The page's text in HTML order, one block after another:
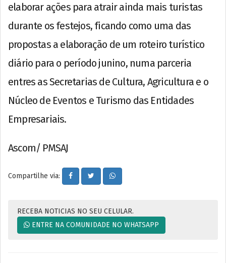
elaborar ações para atrair ainda mais turistas
durante os festejos, ficando como uma das
propostas a elaboração de um roteiro turístico
diário para o período junino, numa parceria
entres as Secretarias de Cultura, Agricultura e o
Núcleo de Eventos e Turismo das Entidades
Empresariais.
Ascom/ PMSAJ
Compartilhe via:
RECEBA NOTICIAS NO SEU CELULAR.
ENTRE NA COMUNIDADE NO WHATSAPP